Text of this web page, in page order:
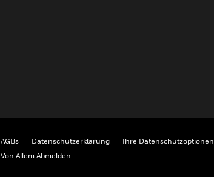
AGBs Datenschutzerklärung Ihre Datenschutzoptionen
Von Allem Abmelden.